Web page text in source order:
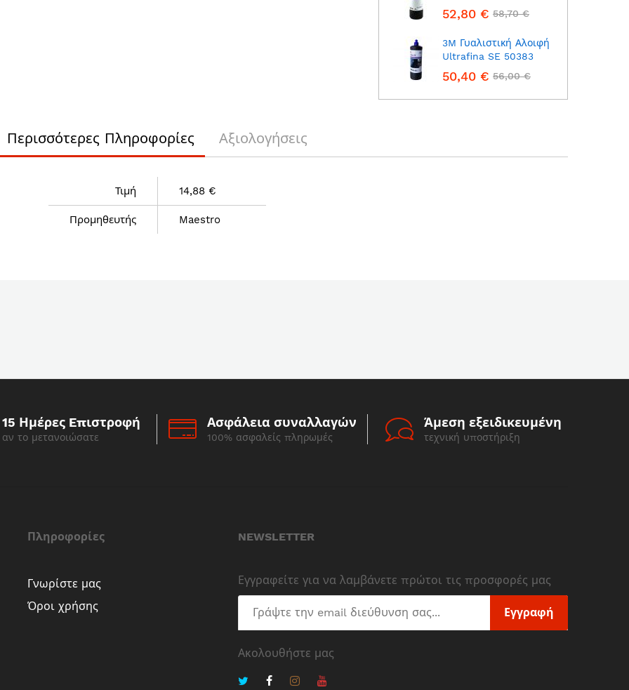
52,80 € 58,70 €
3M Γυαλιστική Αλοιφή
Ultrafina SE 50383
50,40 € 56,00 €
Περισσότερες Πληροφορίες
Τιμή 14,88 €
Προμηθευτής Maestro
Αξιολογήσεις
15 Ημέρες Eπιστροφή
αν το μετανοιώσατε
Ασφάλεια συναλλαγών
100% ασφαλείς πληρωμές
Άμεση εξειδικευμένη
τεχνική υποστήριξη
Πληροφορίες
Γνωρίστε μας
Όροι χρήσης
NEWSLETTER
Εγγραφείτε για να λαμβάνετε πρώτοι τις προσφορές μας
Εγγραφή
Ακολουθήστε μας